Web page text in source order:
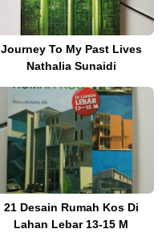
Journey To My Past Lives
Nathalia Sunaidi
21 Desain Rumah Kos Di
Lahan Lebar 13-15 M